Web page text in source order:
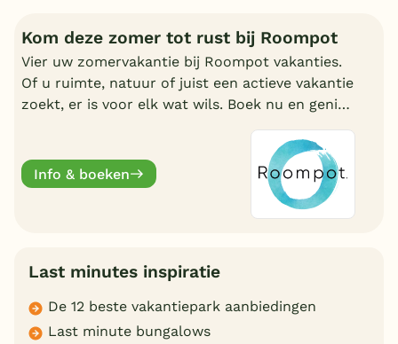
Kom deze zomer tot rust bij Roompot
Vier uw zomervakantie bij Roompot vakanties.
Of u ruimte, natuur of juist een actieve vakantie
zoekt, er is voor elk wat wils. Boek nu en geniet
Info & boeken
Last minutes inspiratie
De 12 beste vakantiepark aanbiedingen
Last minute bungalows